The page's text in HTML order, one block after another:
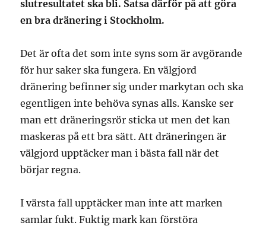
slutresultatet ska bli. Satsa därför på att göra
en bra dränering i Stockholm.
Det är ofta det som inte syns som är avgörande
för hur saker ska fungera. En välgjord
dränering befinner sig under markytan och ska
egentligen inte behöva synas alls. Kanske ser
man ett dräneringsrör sticka ut men det kan
maskeras på ett bra sätt. Att dräneringen är
välgjord upptäcker man i bästa fall när det
börjar regna.
I värsta fall upptäcker man inte att marken
samlar fukt. Fuktig mark kan förstöra